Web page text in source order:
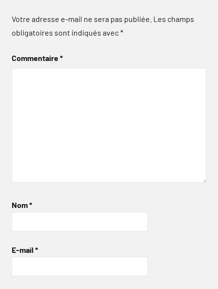
Votre adresse e-mail ne sera pas publiée. Les champs
obligatoires sont indiqués avec*
Commentaire*
Nom*
E-mail *